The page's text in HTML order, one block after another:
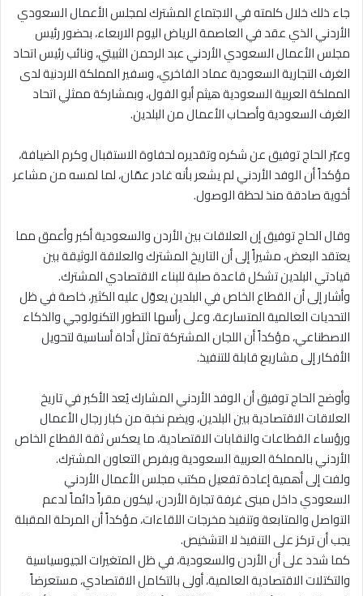
جاء ذلك خلال كلمته في الاجتماع المشترك لمجلس الأعمال السعودي
الأردني الذي عقد في العاصمة الرياض اليوم الاربعاء، بحضور رئيس
مجلس الأعمال السعودي الأردني عبد الرحمن الثبيتي، ونائب رئيس اتحاد
الغرف التجارية السعودية عماد الفاخري، وسفير المملكة الاردنية لدى
المملكة العربية السعودية هيثم أبو الفول، وبمشاركة ممثلي اتحاد
الغرف السعودية وأصحاب الأعمال من البلدين.
وعبّر الحاج توفيق عن شكره وتقديره لحفاوة الاستقبال وكرم الضيافة،
مؤكداً أن الوفد الأردني لم يشعر بأنه غادر عمّان، لما لمسه من مشاعر
أخوية صادقة منذ لحظة الوصول.
وقال الحاج توفيق إن العلاقات بين الأردن والسعودية أكبر وأعمق مما
يعتقد البعض، مشيراً إلى أن التاريخ المشترك والعلاقة الوثيقة بين
قيادتي البلدين تشكل قاعدة صلبة للبناء الاقتصادي المشترك.
وأشار إلى أن القطاع الخاص في البلدين يعوّل عليه الكثير، خاصة في ظل
التحديات العالمية المتسارعة، وعلى رأسها التطور التكنولوجي والذكاء
الاصطناعي، مؤكداً أن اللجان المشتركة تمثل أداة أساسية لتحويل
الأفكار إلى مشاريع قابلة للتنفيذ.
وأوضح الحاج توفيق أن الوفد الأردني المشارك يُعد الأكبر في تاريخ
العلاقات الاقتصادية بين البلدين، ويضم نخبة من كبار رجال الأعمال
ورؤساء القطاعات والنقابات الاقتصادية، ما يعكس ثقة القطاع الخاص
الأردني بالمملكة العربية السعودية وبفرص التعاون المشترك.
ولفت إلى أهمية إعادة تفعيل مكتب مجلس الأعمال الأردني
السعودي داخل مبنى غرفة تجارة الأردن، ليكون مقراً دائماً لدعم
التواصل والمتابعة وتنفيذ مخرجات اللقاءات، مؤكداً أن المرحلة المقبلة
يجب أن تركز على التنفيذ لا التشخيص.
كما شدد على أن الأردن والسعودية، في ظل المتغيرات الجيوسياسية
والتكتلات الاقتصادية العالمية، أولى بالتكامل الاقتصادي، مستعرضاً